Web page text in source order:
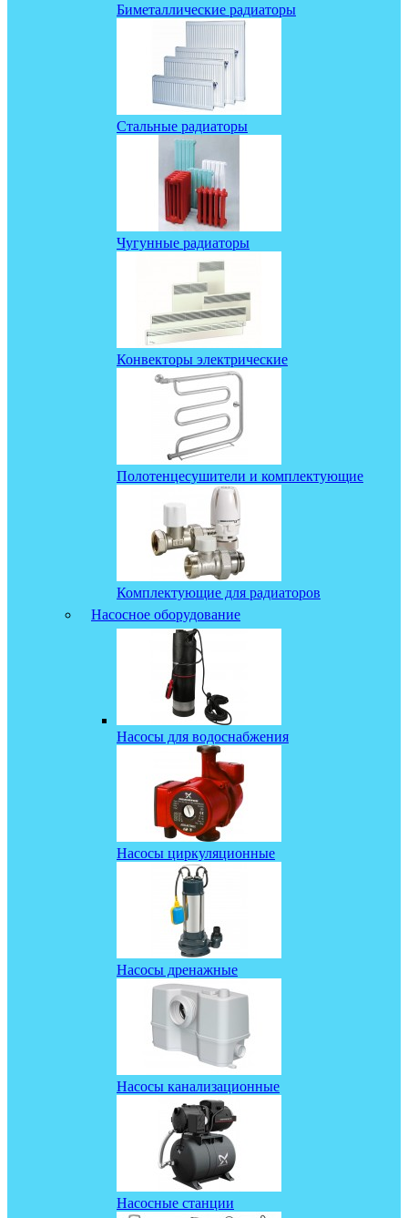
Биметаллические радиаторы
Стальные радиаторы
Чугунные радиаторы
Конвекторы электрические
Полотенцесушители и комплектующие
Комплектующие для радиаторов
Насосное оборудование
Насосы для водоснабжения
Насосы циркуляционные
Насосы дренажные
Насосы канализационные
Насосные станции